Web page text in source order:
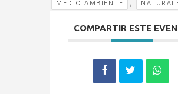
MEDIO AMBIENTE ,
COMPARTIR ESTE